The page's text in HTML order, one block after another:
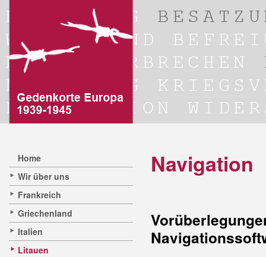
Home
Wir über uns
Frankreich
Griechenland
Italien
Litauen
Navigation